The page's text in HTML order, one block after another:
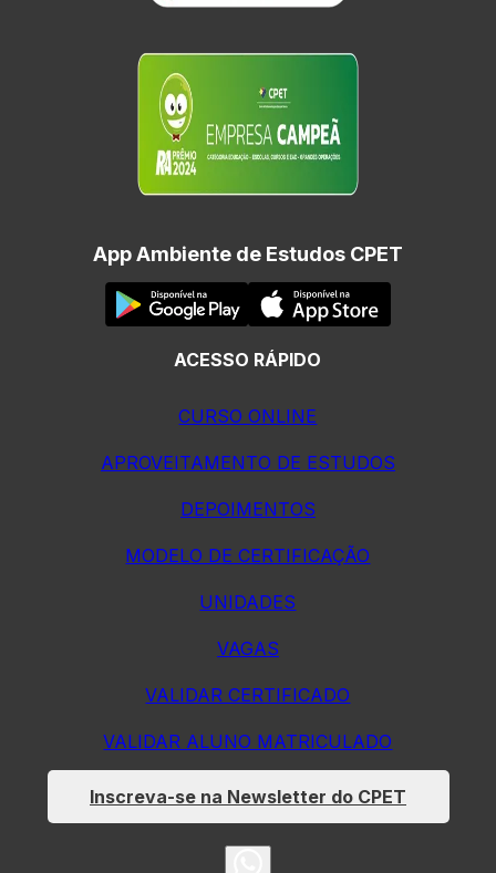
App Ambiente de Estudos CPET
ACESSO RÁPIDO
CURSO ONLINE
APROVEITAMENTO DE ESTUDOS
DEPOIMENTOS
MODELO DE CERTIFICAÇÃO
UNIDADES
VAGAS
VALIDAR CERTIFICADO
VALIDAR ALUNO MATRICULADO
Inscreva-se na Newsletter do CPET